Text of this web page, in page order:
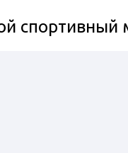
спортивный